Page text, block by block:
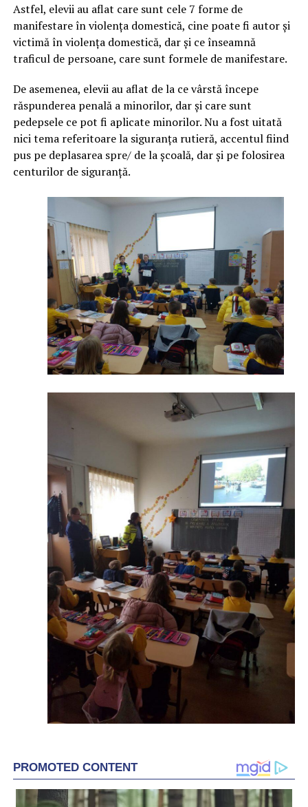
Astfel, elevii au aflat care sunt cele 7 forme de
manifestare în violenţa domestică, cine poate fi autor şi
victimă în violenţa domestică, dar şi ce înseamnă
traficul de persoane, care sunt formele de manifestare.
De asemenea, elevii au aflat de la ce vârstă începe
răspunderea penală a minorilor, dar şi care sunt
pedepsele ce pot fi aplicate minorilor. Nu a fost uitată
nici tema referitoare la siguranţa rutieră, accentul fiind
pus pe deplasarea spre/ de la şcoală, dar şi pe folosirea
centurilor de siguranţă.